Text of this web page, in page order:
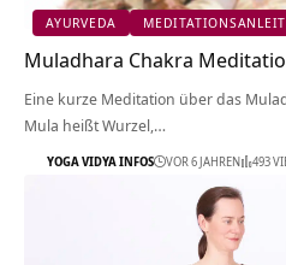
AYURVEDA
Muladhara Chakra
Eine kurze Meditation über das
Mula heißt Wurzel,…
YOGA VIDYA INFOS VOR 6 JAHREN 493